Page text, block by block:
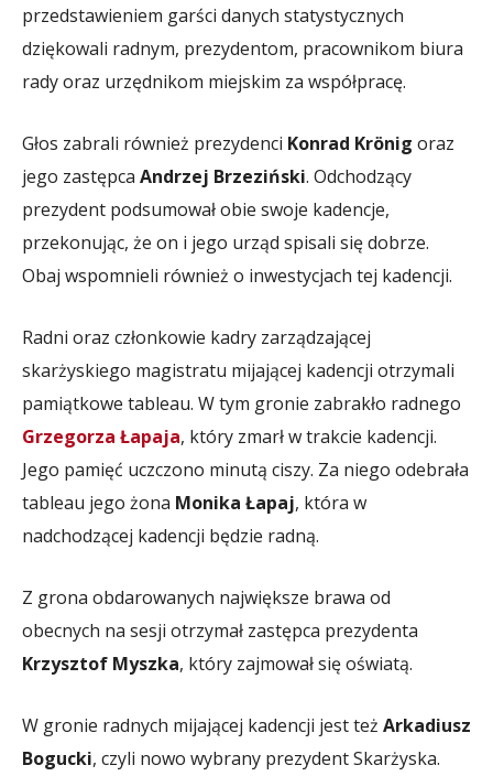
przedstawieniem garści danych statystycznych
dziękowali radnym, prezydentom, pracownikom biura
rady oraz urzędnikom miejskim za współpracę.
Głos zabrali również prezydenci Konrad Krönig oraz
jego zastępca Andrzej Brzeziński. Odchodzący
prezydent podsumował obie swoje kadencje,
przekonując, że on i jego urząd spisali się dobrze.
Obaj wspomnieli również o inwestycjach tej kadencji.
Radni oraz członkowie kadry zarządzającej
skarżyskiego magistratu mijającej kadencji otrzymali
pamiątkowe tableau. W tym gronie zabrakło radnego
Grzegorza Łapaja, który zmarł w trakcie kadencji.
Jego pamięć uczczono minutą ciszy. Za niego odebrała
tableau jego żona Monika Łapaj, która w
nadchodzącej kadencji będzie radną.
Z grona obdarowanych największe brawa od
obecnych na sesji otrzymał zastępca prezydenta
Krzysztof Myszka, który zajmował się oświatą.
W gronie radnych mijającej kadencji jest też Arkadiusz
Bogucki, czyli nowo wybrany prezydent Skarżyska.